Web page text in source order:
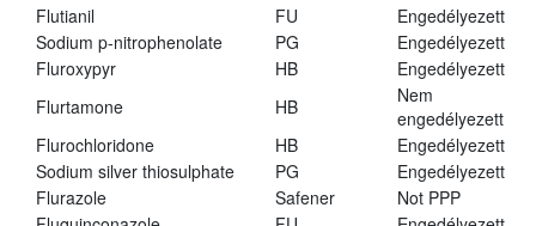
Flutianil
FU
Engedélyezett
Sodium p-nitrophenolate
PG
Engedélyezett
Fluroxypyr
HB
Engedélyezett
Flurtamone
HB
Nem
engedélyezett
Flurochloridone
HB
Engedélyezett
Sodium silver thiosulphate
PG
Engedélyezett
Flurazole
Safener
Not PPP